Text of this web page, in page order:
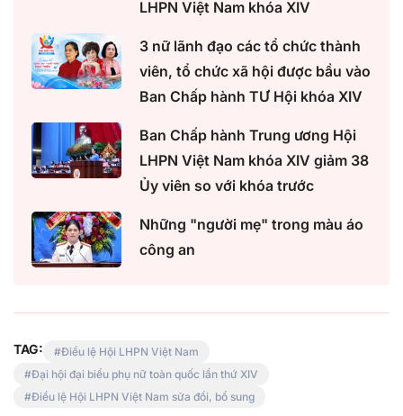
LHPN Việt Nam khóa XIV
3 nữ lãnh đạo các tổ chức thành
viên, tổ chức xã hội được bầu vào
Ban Chấp hành TƯ Hội khóa XIV
Ban Chấp hành Trung ương Hội
LHPN Việt Nam khóa XIV giảm 38
Ủy viên so với khóa trước
Những "người mẹ" trong màu áo
công an
TAG:
Điều lệ Hội LHPN Việt Nam
Đại hội đại biểu phụ nữ toàn quốc lần thứ XIV
Điều lệ Hội LHPN Việt Nam sửa đổi, bổ sung